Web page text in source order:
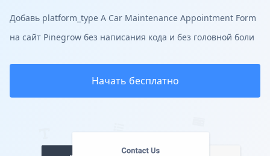
Добавь platform_type A Car Maintenance Appointment Form
на сайт Pinegrow без написания кода и без головной боли
Начать бесплатно